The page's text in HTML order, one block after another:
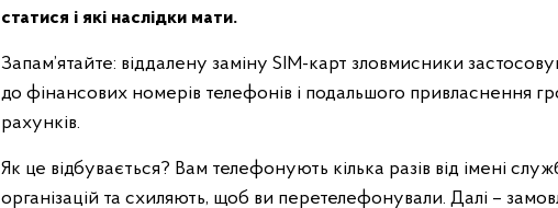
статися і які наслідки мати.
Запам’ятайте: віддалену заміну SIM-карт зловмисники
до фінансових номерів телефонів і подальшого привласнення
рахунків.
Як це відбувається? Вам телефонують кілька разів від імені
організацій та схиляють, щоб ви перетелефонували. Далі –